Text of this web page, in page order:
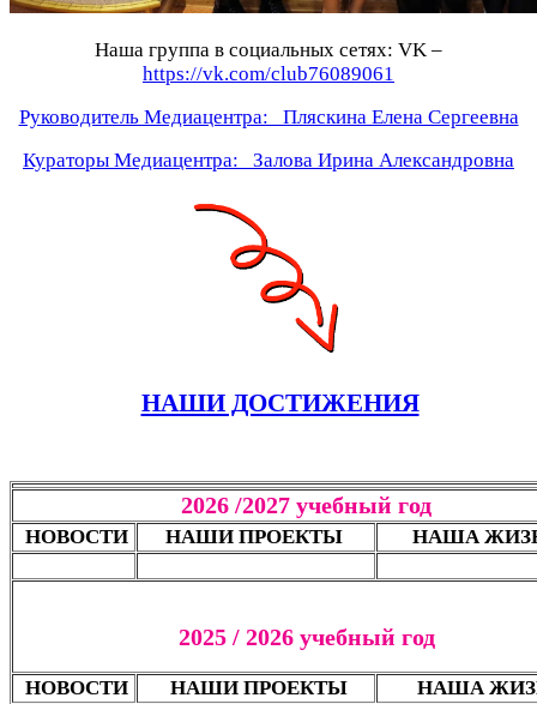
Наша группа в социальных сетях: VK –
https://vk.com/club76089061
Руководитель Медиацентра: Пляскина Елена Сергеевна
Кураторы Медиацентра: Залова Ирина Александровна
НАШИ ДОСТИЖЕНИЯ
2026 /2027 учебный год
НОВОСТИ НАШИ ПРОЕКТЫ НАША
2025 / 2026 учебный год
НОВОСТИ НАШИ ПРОЕКТЫ
НАША